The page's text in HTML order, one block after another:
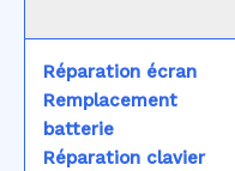
Réparation écran
Remplacement
batterie
Réparation clavier